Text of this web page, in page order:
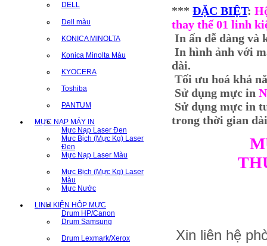
DELL
Dell màu
KONICA MINOLTA
Konica Minolta Màu
KYOCERA
Toshiba
PANTUM
MỰC NẠP MÁY IN
Mực Nạp Laser Đen
Mưc Bịch (Mực Kg) Laser
Đen
Mực Nạp Laser Màu
Mưc Bịch (Mực Kg) Laser
Màu
Mực Nước
LINH KIỆN HỘP MỰC
Drum HP/Canon
Drum Samsung
Drum Lexmark/Xerox
*** ĐẶC BIỆT:
thay thế 01 linh
In ấn dễ dàng và
In hình ảnh với
dài.
Tối ưu hoá khả
Sử dụng mực in
Sử dụng mực in
trong thời gian
Xin liên hệ